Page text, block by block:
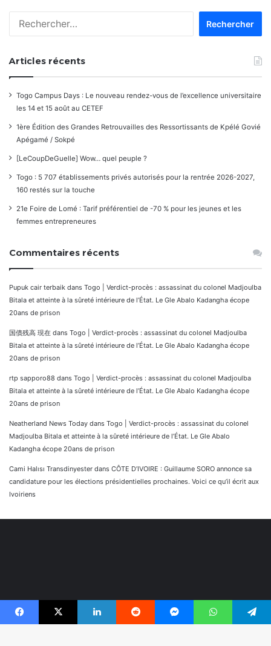
Articles récents
Togo Campus Days : Le nouveau rendez-vous de l’excellence universitaire
les 14 et 15 août au CETEF
1ère Édition des Grandes Retrouvailles des Ressortissants de Kpélé Govié
Apégamé / Sokpé
[LeCoupDeGuelle] Wow… quel peuple ?
Togo : 5 707 établissements privés autorisés pour la rentrée 2026-2027,
160 restés sur la touche
21e Foire de Lomé : Tarif préférentiel de -70 % pour les jeunes et les
femmes entrepreneures
Commentaires récents
Pupuk cair terbaik dans Togo | Verdict-procès : assassinat du colonel Madjoulba
Bitala et atteinte à la sûreté intérieure de l’État. Le Gle Abalo Kadangha écope
20ans de prison
国債残高 現在 dans Togo | Verdict-procès : assassinat du colonel Madjoulba
Bitala et atteinte à la sûreté intérieure de l’État. Le Gle Abalo Kadangha écope
20ans de prison
rtp sapporo88 dans Togo | Verdict-procès : assassinat du colonel Madjoulba
Bitala et atteinte à la sûreté intérieure de l’État. Le Gle Abalo Kadangha écope
20ans de prison
Neatherland News Today dans Togo | Verdict-procès : assassinat du colonel
Madjoulba Bitala et atteinte à la sûreté intérieure de l’État. Le Gle Abalo
Kadangha écope 20ans de prison
Cami Halısı Transdinyester dans CÔTE D’IVOIRE : Guillaume SORO annonce sa
candidature pour les élections présidentielles prochaines. Voici ce qu’il écrit aux
Ivoiriens
Facebook X Linkedin Reddit Messenger WhatsApp Telegram